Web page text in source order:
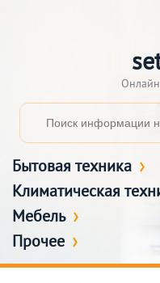
Бытовая техника
Климатическая
Мебель
Прочее